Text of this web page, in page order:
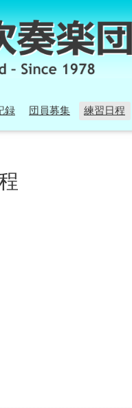
録 団員募集 練習日程